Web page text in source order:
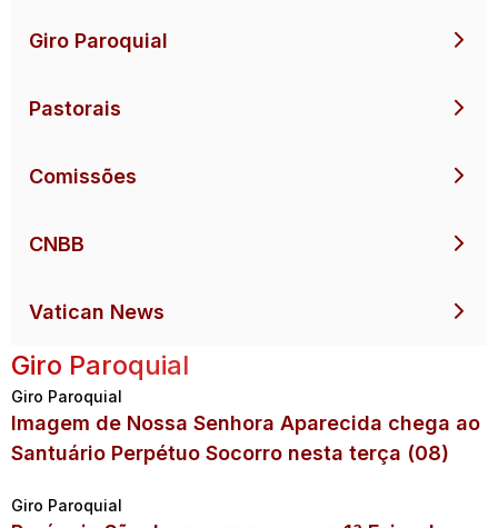
Giro Paroquial
Pastorais
Comissões
CNBB
Vatican News
Giro Paroquial
Giro Paroquial
Imagem de Nossa Senhora Aparecida chega ao
Santuário Perpétuo Socorro nesta terça (08)
Giro Paroquial